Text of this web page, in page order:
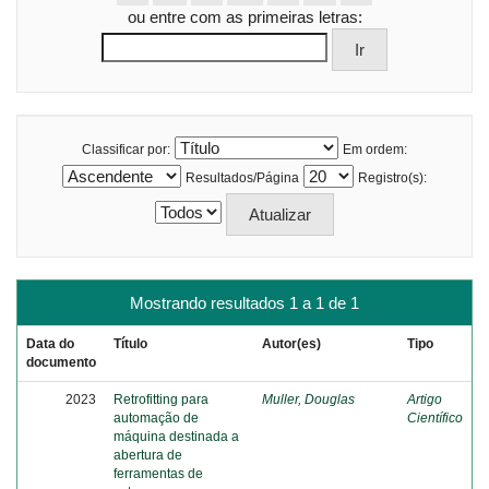
ou entre com as primeiras letras:
Classificar por:
Em ordem:
Resultados/Página
Registro(s):
Mostrando resultados 1 a 1 de 1
Data do
documento
Título Autor(es) Tipo
2023
Retrofitting para
automação de
máquina destinada a
abertura de
ferramentas de
Muller, Douglas
Artigo
Científico